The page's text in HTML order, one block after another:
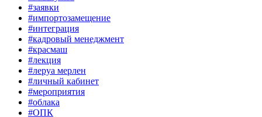
#заявки
#импортозамещение
#интеграция
#кадровый менеджмент
#красмаш
#лекция
#леруа мерлен
#личный кабинет
#мероприятия
#облака
#ОПК